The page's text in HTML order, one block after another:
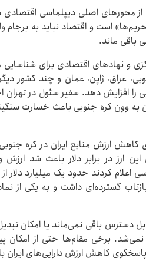
از محورهای اصلی دیپلماسی
است و اقتصاد نباید به برجام
باقی ماند.
و نهادهای اقتصادی برای شناسایی
عراق، ژاپن، عمان و چند کشور
را افزایش دهد. سفیر سئول در تهران
به وون کره جنوبی باعث خسارت
ارزش منابع ایران در کره
ارز در برابر دلار باعث شد ارزش
اعلام کردند حدود یک میلیارد دلار
گسترده‌ای داشت و به یکی از
دسترس باقی نمی‌ماند یا امکان
برخی مقام‌ها حتی از امکان
کاهش ارزش دارایی‌های ایران